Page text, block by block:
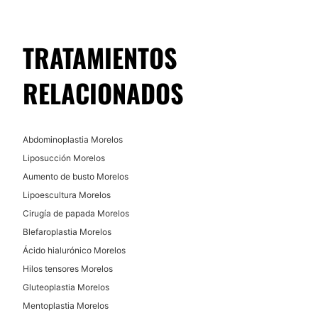
Blefaroplastia sin cirugía
Criolipólisis
Lipólisis
Hiperhidrosis
TRATAMIENTOS DE BELLEZA
HIFU
Tratamientos faciales
Peeling
Dieta
Micropigmentación
Drenaje linfático
TRATAMIENTOS
RELACIONADOS
Abdominoplastia Morelos
Liposucción Morelos
Aumento de busto Morelos
Lipoescultura Morelos
Cirugía de papada Morelos
Blefaroplastia Morelos
Ácido hialurónico Morelos
Hilos tensores Morelos
Gluteoplastia Morelos
Mentoplastia Morelos